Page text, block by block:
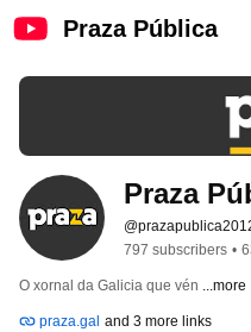
Praza Pública
Praza
797 subscribers •
O xornal da Galicia que vén ...more
praza.gal and 3 more links